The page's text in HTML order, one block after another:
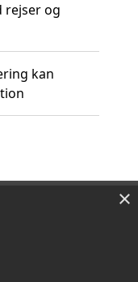
rejser og
kan
×